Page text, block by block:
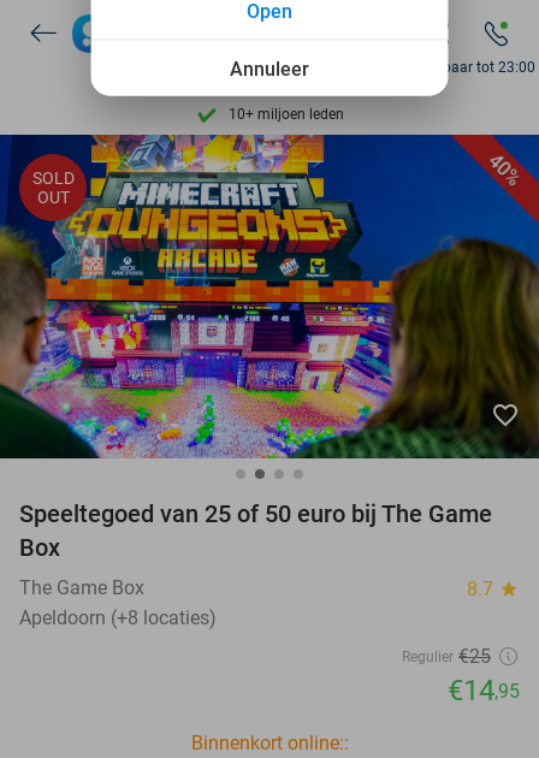
Ontdek 15.000+ deals
7 dagen per week beschikbaar
10+ miljoen leden
9,4 op basis van 206.057 reviews
Ontdek 15.000+ deals
7 dagen per week beschikbaar
10+ miljoen leden
Bereikbaar tot 23:00
40%
SOLD
OUT
favorite_border
Speeltegoed van 25 of 50 euro bij The Game
Box
The Game Box 8.7 star
Apeldoorn (+8 locaties)
Regulier €25
€14,95
Binnenkort online::
Annuleer
Open